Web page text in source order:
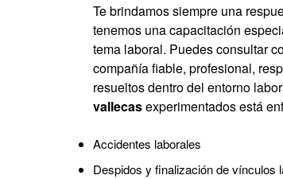
Te brindamos siempre una
tenemos una capacitación
tema laboral. Puedes consultar
compañía fiable, profesional,
resueltos dentro del entorno
vallecasexperimentados está
Accidentes laborales
Despidos y finalización de vínculos